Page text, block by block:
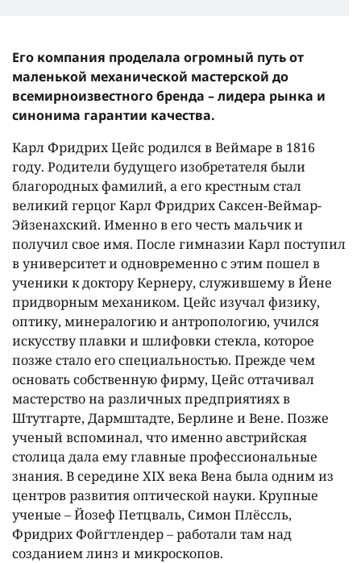
Его компания проделала огромный путь от
маленькой механической мастерской до
всемирноизвестного бренда – лидера рынка и
синонима гарантии качества.
Карл Фридрих Цейс родился в Веймаре в 1816
году. Родители будущего изобретателя были
благородных фамилий, а его крестным стал
великий герцог Карл Фридрих Саксен-Веймар-
Эйзенахский. Именно в его честь мальчик и
получил свое имя. После гимназии Карл поступил
в университет и одновременно с этим пошел в
ученики к доктору Кернеру, служившему в Йене
придворным механиком. Цейс изучал физику,
оптику, минералогию и антропологию, учился
искусству плавки и шлифовки стекла, которое
позже стало его специальностью. Прежде чем
основать собственную фирму, Цейс оттачивал
мастерство на различных предприятиях в
Штутгарте, Дармштадте, Берлине и Вене. Позже
ученый вспоминал, что именно австрийская
столица дала ему главные профессиональные
знания. В середине XIX века Вена была одним из
центров развития оптической науки. Крупные
ученые – Йозеф Петцваль, Симон Плёссль,
Фридрих Фойгтлендер – работали там над
созданием линз и микроскопов.